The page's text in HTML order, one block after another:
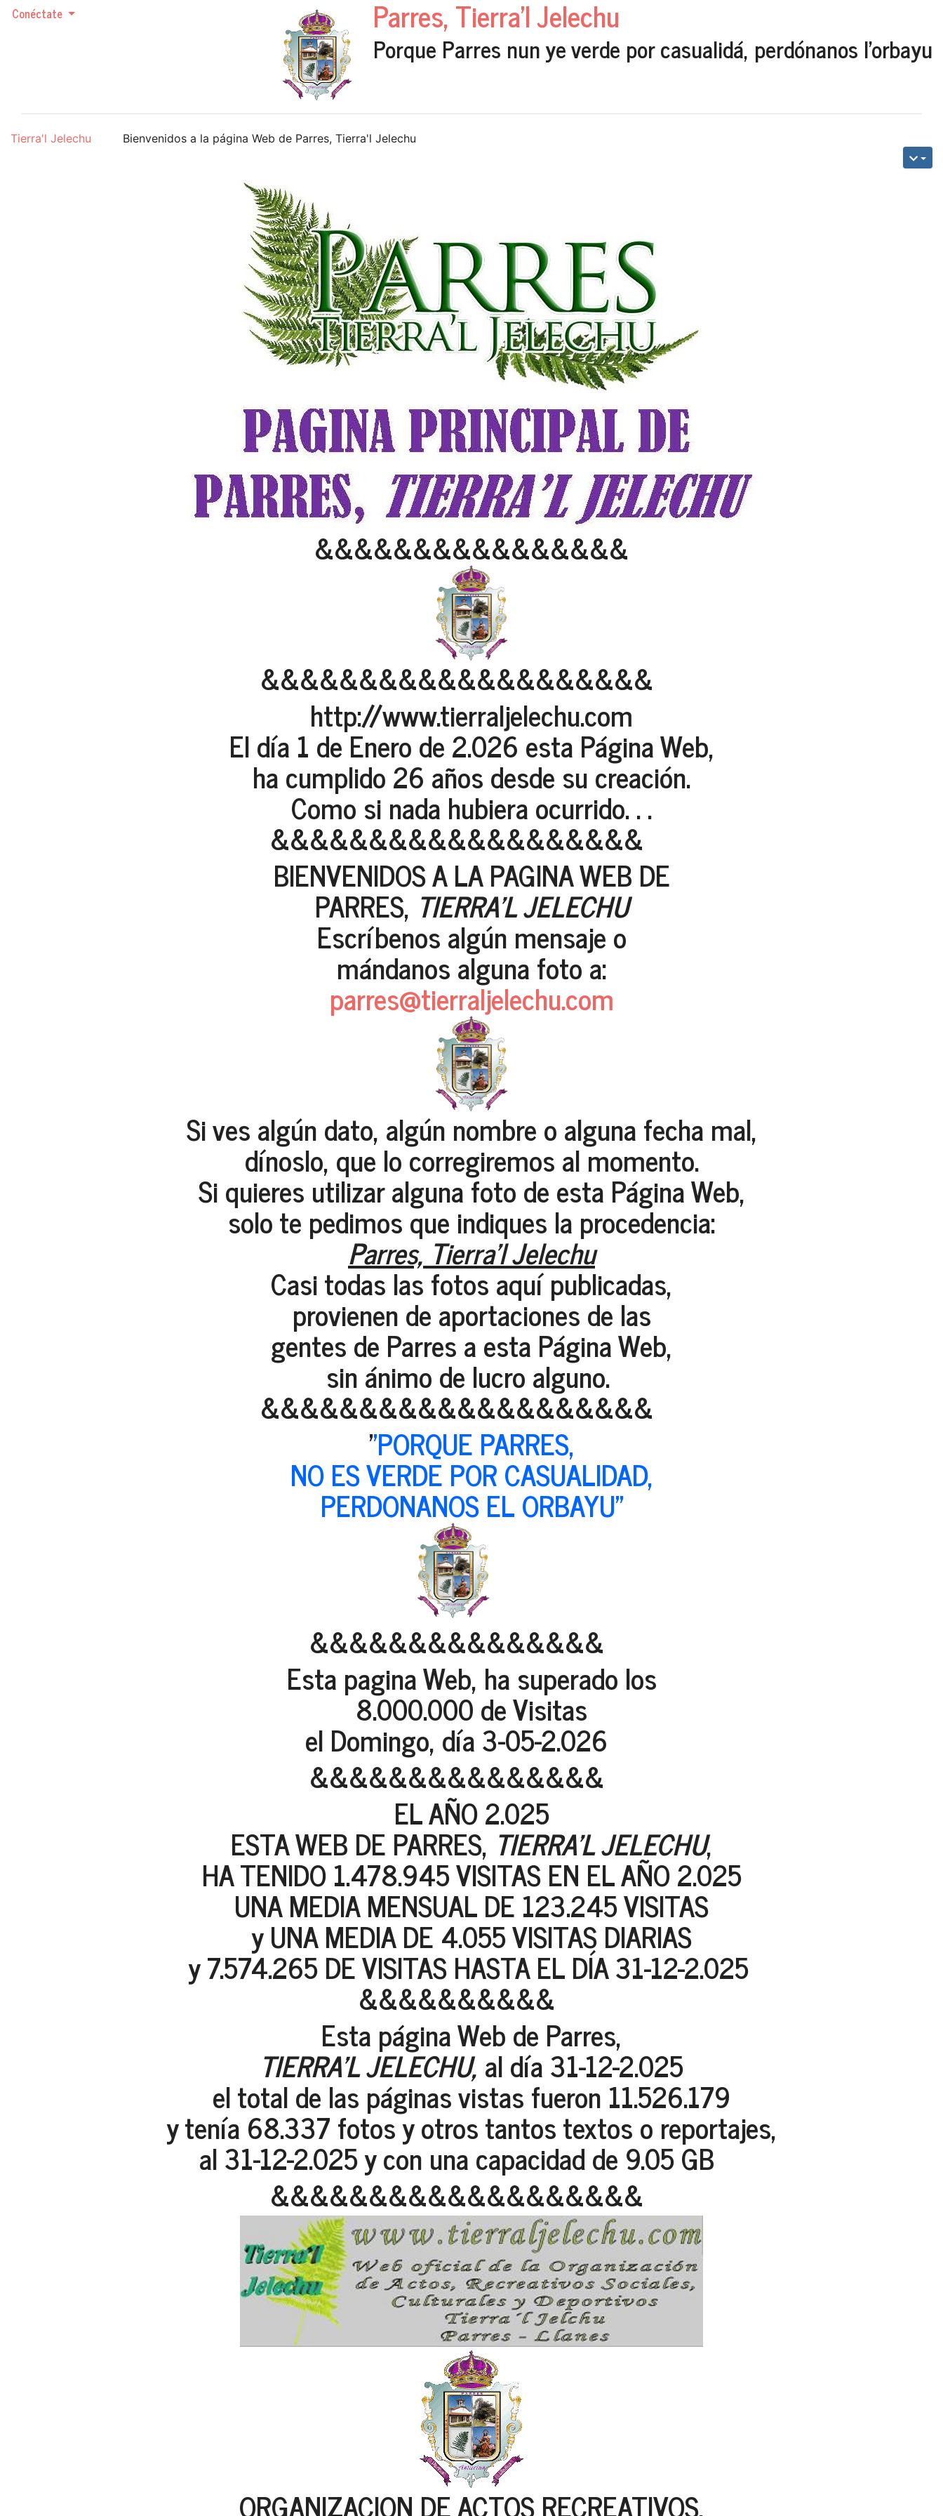
Conéctate Parres, Tierra'l Jelechu
Porque Parres nun ye verde por casualidá, perdónanos l'orbayu
Tierra'l Jelechu Bienvenidos a la página Web de Parres, Tierra'l Jelechu
&&&&&&&&&&&&&&&&
&&&&&&&&&&&&&&&&&&&&
http://www.tierraljelechu.com
El día 1 de Enero de 2.026 esta Página Web,
ha cumplido 26 años desde su creación.
Como si nada hubiera ocurrido. . .
&&&&&&&&&&&&&&&&&&&
BIENVENIDOS A LA PAGINA WEB DE
PARRES, TIERRA'L JELECHU
Escríbenos algún mensaje o
mándanos alguna foto a:
parres@tierraljelechu.com
Si ves algún dato, algún nombre o alguna fecha mal,
dínoslo, que lo corregiremos al momento.
Si quieres utilizar alguna foto de esta Página Web,
solo te pedimos que indiques la procedencia:
Parres, Tierra'l Jelechu
Casi todas las fotos aquí publicadas,
provienen de aportaciones de las
gentes de Parres a esta Página Web,
sin ánimo de lucro alguno.
&&&&&&&&&&&&&&&&&&&&
''PORQUE PARRES,
NO ES VERDE POR CASUALIDAD,
PERDONANOS EL ORBAYU"
&&&&&&&&&&&&&&&
Esta pagina Web, ha superado los
8.000.000 de Visitas
el Domingo, día 3-05-2.026
&&&&&&&&&&&&&&&
EL AÑO 2.025
ESTA WEB DE PARRES, TIERRA'L JELECHU,
HA TENIDO 1.478.945 VISITAS EN EL AÑO 2.025
UNA MEDIA MENSUAL DE 123.245 VISITAS
y UNA MEDIA DE 4.055 VISITAS DIARIAS
y 7.574.265 DE VISITAS HASTA EL DÍA 31-12-2.025
&&&&&&&&&&
Esta página Web de Parres,
TIERRA'L JELECHU,al día 31-12-2.025
el total de las páginas vistas fueron 11.526.179
y tenía 68.337 fotos y otros tantos textos o reportajes,
al 31-12-2.025 y con una capacidad de 9.05 GB
&&&&&&&&&&&&&&&&&&&
ORGANIZACION DE ACTOS RECREATIVOS,